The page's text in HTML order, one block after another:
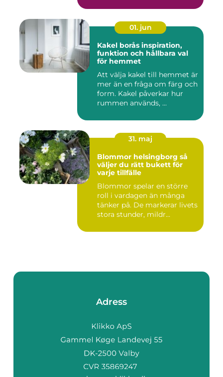
01. jun
Kakel borås inspiration,
funktion och hållbara val
för hemmet
Att välja kakel till hemmet är
mer än en fråga om färg och
form. Kakel påverkar hur
rummen används, ...
31. maj
Blommor helsingborg så
väljer du rätt bukett för
varje tillfälle
Blommor spelar en större
roll i vardagen än många
tänker på. De markerar livets
stora stunder, mildr...
Adress